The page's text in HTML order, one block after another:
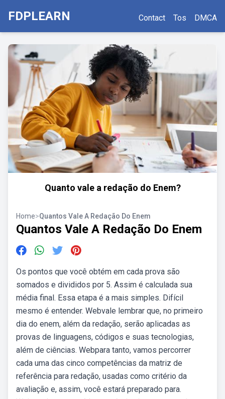
FDPLEARN Contact Tos DMCA
Quanto vale a redação do Enem?
Home>Quantos Vale A Redação Do Enem
Quantos Vale A Redação Do Enem
Os pontos que você obtém em cada prova são
somados e divididos por 5. Assim é calculada sua
média final. Essa etapa é a mais simples. Difícil
mesmo é entender. Webvale lembrar que, no primeiro
dia do enem, além da redação, serão aplicadas as
provas de linguagens, códigos e suas tecnologias,
além de ciências. Webpara tanto, vamos percorrer
cada uma das cinco competências da matriz de
referência para redação, usadas como critério da
avaliação e, assim, você estará preparado para.